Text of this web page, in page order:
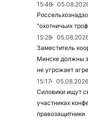
15:48
"охотничьих
15:28
Заместитель
Минске должны
не угрожает
15:17
05.08.2026
Силовики ищут
участниках
правозащитники